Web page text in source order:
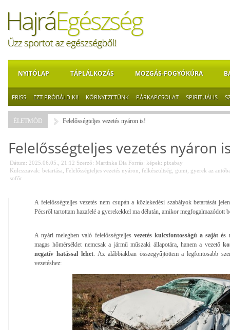
NYITÓLAP TÁPLÁLKOZÁS MOZGÁS-FOGYÓKÚRA
FRISS EZT PRÓBÁLD KI! KÖRNYEZETÜNK PÁRKAPCSOLAT SPIRITUÁLIS
ÉLETMÓD Felelősségteljes vezetés nyáron is!
Felelősségteljes vezetés nyáron
Dátum: 2025.06.05., 21:12 Szerző: Martinka Dia Forrás: képek: pixabay
Kulcsszavak: betartása Felelősségteljes vezetés nyáron felkészültség gumi
gyerek az
sofőr
A felelősségteljes vezetés nem csupán a közlekedési szabályok betartását
Pécsről tartottam hazafelé a gyerekekkel ma délután, amikor megfogalmazódott
A nyári melegben való felelősségteljes vezetés kulcsfontosságú a saját és
magas hőmérséklet nemcsak a jármű műszaki állapotára, hanem a vezető
negatív hatással lehet. Az alábbiakban összegyűjtöttem a legfontosabb
vezetéshez: